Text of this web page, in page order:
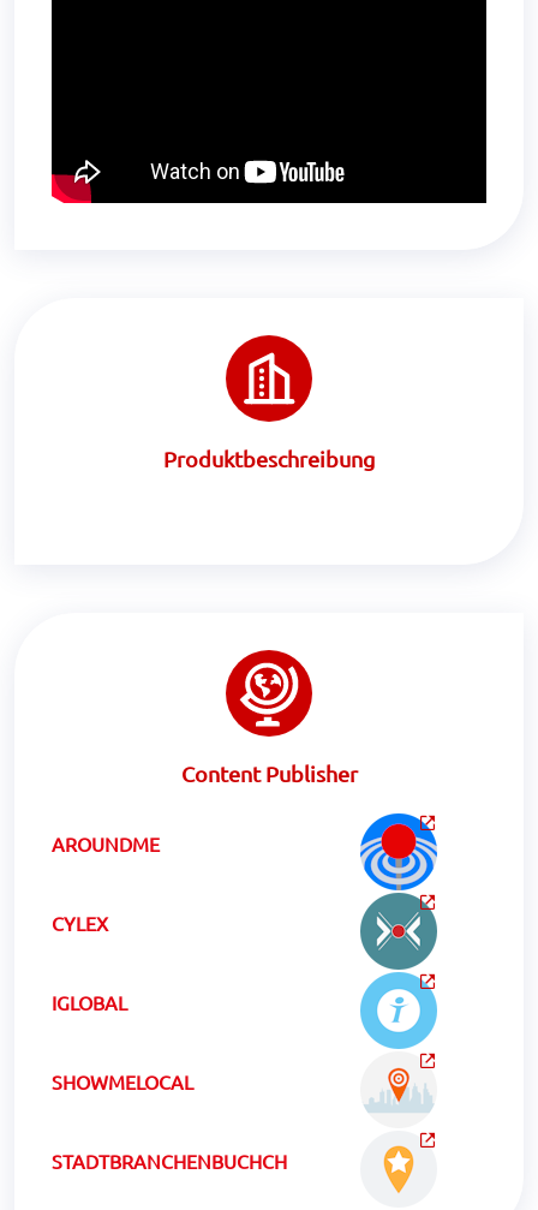
Produktbeschreibung
Content Publisher
AROUNDME
CYLEX
IGLOBAL
SHOWMELOCAL
STADTBRANCHENBUCHCH